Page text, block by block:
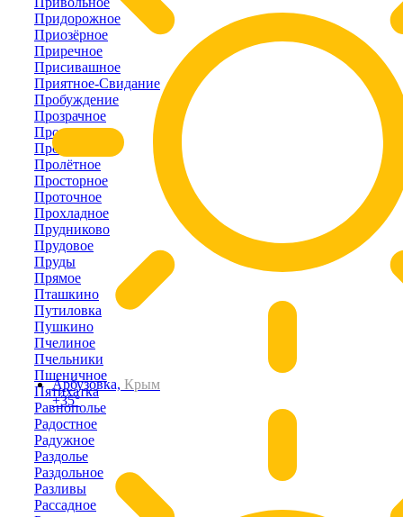
Арбузовка, Крым
+35°
Придорожное
Приозёрное
Приречное
Присивашное
Приятное-Свидание
Пробуждение
Прозрачное
Пролетарка
Пролом
Пролётное
Просторное
Проточное
Прохладное
Прудниково
Прудовое
Пруды
Прямое
Пташкино
Путиловка
Пушкино
Пчелиное
Пчельники
Пшеничное
Пятихатка
Равнополье
Радостное
Радужное
Раздолье
Раздольное
Разливы
Рассадное